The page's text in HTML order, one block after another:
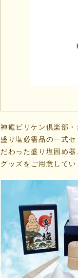
神癒ビリケン倶楽部
盛り塩必需品の一式
だわった盛り塩固め
グッズをご用意して